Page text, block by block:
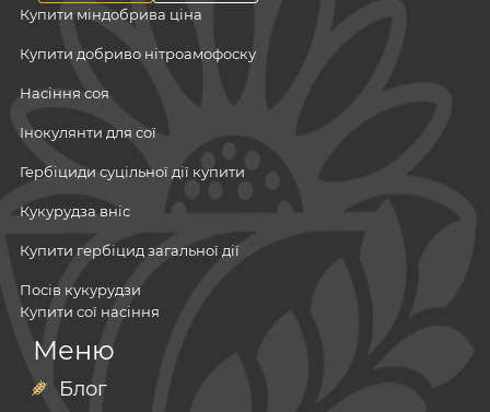
Купити міндобрива ціна
Купити добриво нітроамофоску
Насіння соя
Інокулянти для сої
Гербіциди суцільної дії купити
Кукурудза вніс
Купити гербіцид загальної дії
Посів кукурудзи
Купити сої насіння
Купити кукурузу посівну
Фосфатні добрива в україні
Посівний матеріал
Мінеральні добрива
Мікродобрива
Меню
Блог